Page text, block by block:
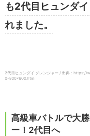
も2代目ヒュンダ
れました。
2代目ヒュンダイ グレンジャー / 出典：
0-800×600.htm
高級車バトルで大
ー！2代目へ